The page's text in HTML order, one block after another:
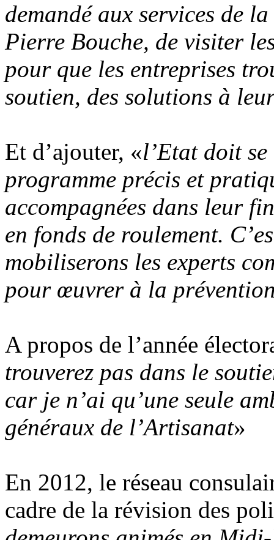
demandé aux services de
Pierre Bouche, de visiter
pour que les entreprises
soutien, des solutions à
Et d’ajouter, «l’Etat doit
programme précis et
accompagnées dans leur
en fonds de roulement.
mobiliserons les experts
pour œuvrer à la
A propos de l’année
trouverez pas dans le
car je n’ai qu’une seule
généraux de l’Artisanat»
En 2012, le réseau
cadre de la révision des